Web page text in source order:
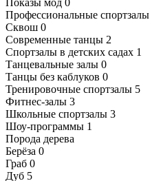
Профессиональные спортзалы
Сквош 0
Современные танцы 2
Спортзалы в детских садах 1
Танцевальные залы 0
Танцы без каблуков 0
Тренировочные спортзалы 5
Фитнес-залы 3
Школьные спортзалы 3
Шоу-программы 1
Порода дерева
Берёза 0
Граб 0
Дуб 5